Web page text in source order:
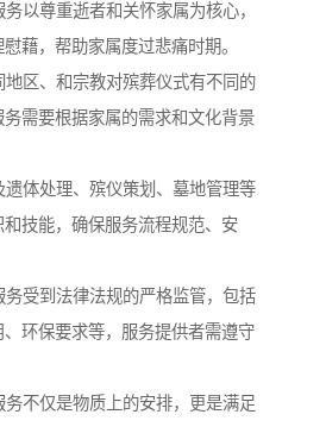
以尊重逝者和关怀家属为核心，
藉，帮助家属度过悲痛时期。
区、和宗教对殡葬仪式有不同的
需要根据家属的需求和文化背景
体处理、殡仪策划、墓地管理等
技能，确保服务流程规范、安
受到法律法规的严格监管，包括
环保要求等，服务提供者需遵守
不仅是物质上的安排，更是满足